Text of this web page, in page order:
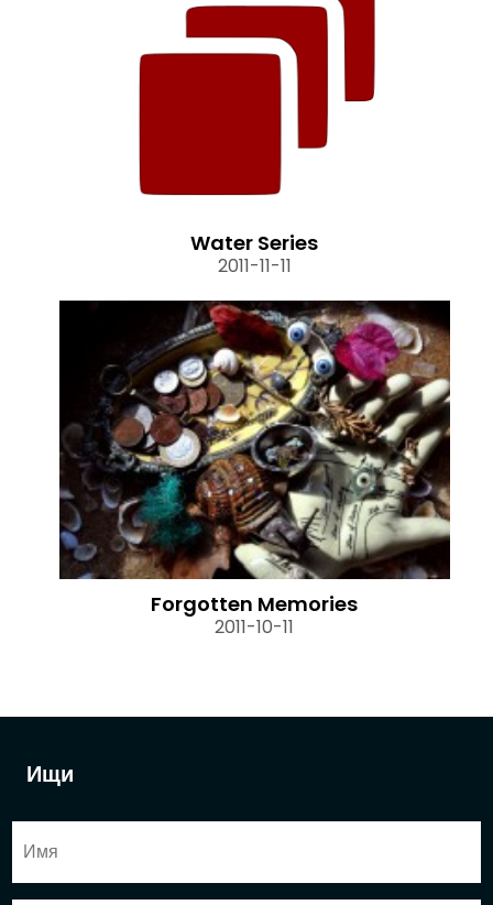
Ищи
Water Series
2011-11-11
Forgotten Memories
2011-10-11